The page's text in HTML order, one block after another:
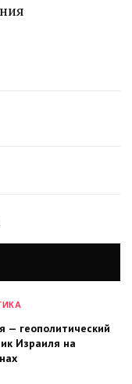
— геополитический
Израиля на